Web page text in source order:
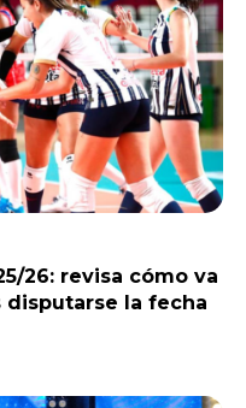
26: revisa cómo va
disputarse la fecha